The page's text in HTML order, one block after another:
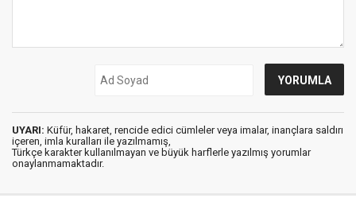
UYARI: Küfür, hakaret, rencide edici cümleler veya imalar, inançlara saldırı
içeren, imla kuralları ile yazılmamış,
Türkçe karakter kullanılmayan ve büyük harflerle yazılmış yorumlar
onaylanmamaktadır.